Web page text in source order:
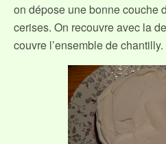
on dépose une bonne couche
cerises. On recouvre avec la
couvre l’ensemble de chantilly.